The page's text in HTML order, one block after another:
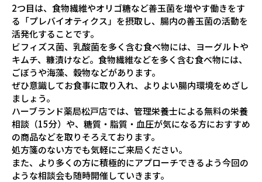
2つ目は、食物繊維やオリゴ糖など善玉菌を増やす働きをす
る「プレバイオティクス」を摂取し、腸内の善玉菌の活動を
活発化することです。
ビフィズス菌、乳酸菌を多く含む食べ物には、ヨーグルトや
キムチ、糠漬けなど。食物繊維などを多く含む食べ物には、
ごぼうや海藻、穀物などがあります。
ぜひ意識してお食事に取り入れ、よりよい腸内環境をめざし
ましょう。
ハーブランド薬局松戸店では、管理栄養士による無料の栄養
相談（15分）や、糖質・脂質・血圧が気になる方におすすめ
の商品などを取りそろえております。
処方箋のない方でも気軽にご来局ください。
また、より多くの方に積極的にアプローチできるよう今回の
ような相談会も随時開催していきます。